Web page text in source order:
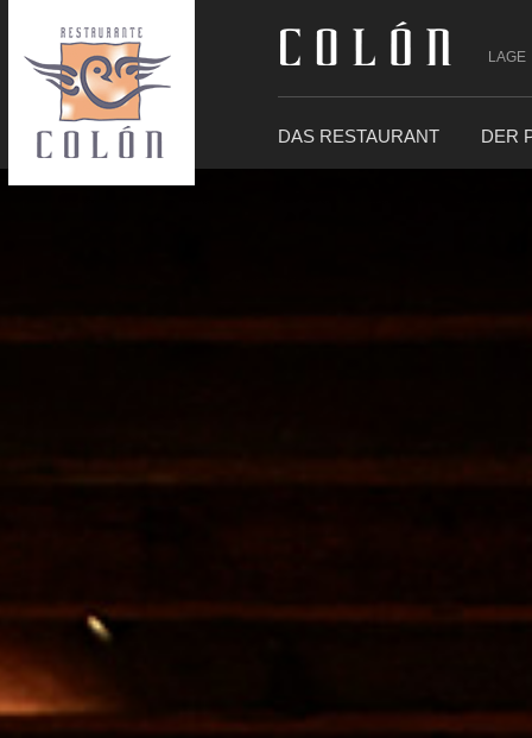
LAGE
DAS RESTAURANT DER